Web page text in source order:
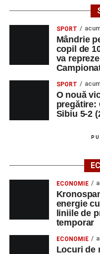
SPORT
Mândrie
copil de
va
SPORT
O nouă
pregătire:
Sibiu 5-2
ECONOMIE
energie
liniile de
temporar
ECONOMIE
Locuri de